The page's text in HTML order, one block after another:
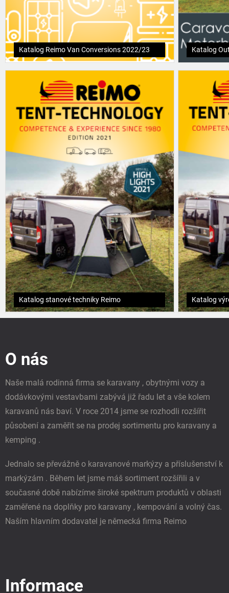
Katalog Reimo Van Conversions 2022/23 Katalog
Katalog stanové techniky Reimo Katalog
O nás
Naše malá rodinná firma se karavany , obytnými vozy a
dodávkovými vestavbami zabývá již řadu let a vše kolem
karavanů nás baví. V roce 2014 jsme se rozhodli rozšířit
působení a zaměřit se na prodej sortimentu pro karavany a
kemping .
Jednalo se převážně o karavanové markýzy a příslušenství k
markýzám . Během let jsme máš sortiment rozšířili a v
současné době nabízíme široké spektrum produktů v oblasti
zaměřené na doplňky pro karavany , kempování a volný čas.
Naším hlavním dodavatel je německá firma Reimo
Informace